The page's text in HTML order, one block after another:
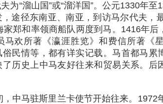
为“溜山国”或“溜洋国”。公元1330年
途径东南亚、南亚，到访马尔代夫，
家郑和率领商船队两度到马。1416年后
马欢所著《瀛涯胜览》和费信所著《
民情等，都有详实记载。马首都马累
了历史上中马友好往来和贸易关系。后
，中马驻斯里兰卡使节开始往来。1972